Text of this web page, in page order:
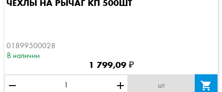
ЧЕХЛЫ НА РЫЧАГ КП 500ШТ
01899500028
В наличии
1 799,09 ₽
remove add шт 